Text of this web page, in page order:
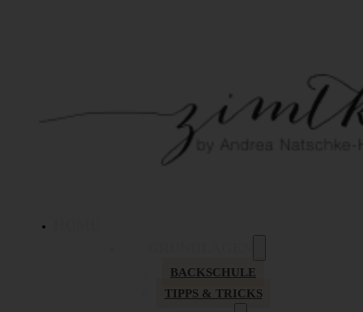
BACKSCHULE
TIPPS & TRICKS